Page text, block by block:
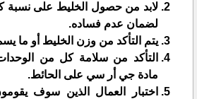
لابد من حصول الخليط على نسبة
لضمان عدم فساده.
يتم التأكد من وزن الخليط أو ما
التأكد من سلامة كل من
مادة جي أر سي على الحائط.
اختبار العمال الذين سوف